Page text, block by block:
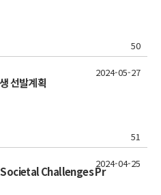
50
선발계획
51
2024-05-27
Challenges Pr
2024-04-25